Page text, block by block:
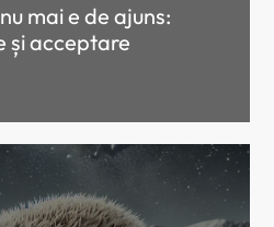
mai e de ajuns:
și acceptare